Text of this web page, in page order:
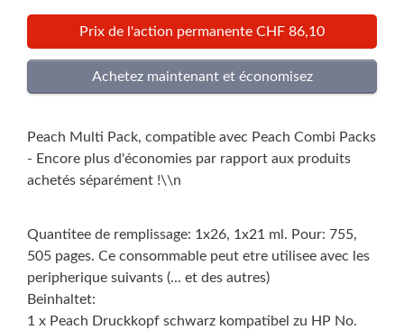
Prix de l'action permanente CHF 86,10
Peach Multi Pack, compatible avec Peach Combi Packs
- Encore plus d'économies par rapport aux produits
achetés séparément !\\n
Quantitee de remplissage: 1x26, 1x21 ml. Pour: 755,
505 pages. Ce consommable peut etre utilisee avec les
peripherique suivants (... et des autres)
Beinhaltet:
1 x Peach Druckkopf schwarz kompatibel zu HP No.